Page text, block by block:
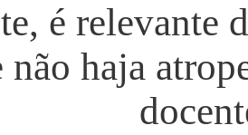
é relevante
não haja